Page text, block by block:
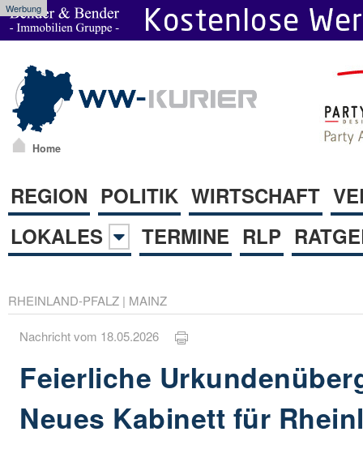
Werbung
Home
REGION POLITIK WIRTSCHAFT
LOKALES
TERMINE RLP
RHEINLAND-PFALZ | MAINZ
Nachricht vom 18.05.2026
Feierliche
Neues Kabinett für